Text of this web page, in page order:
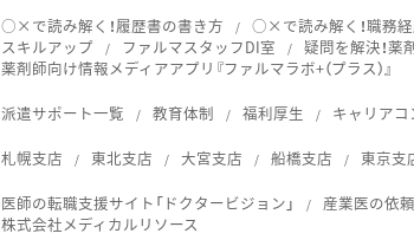
○×で読み解く！履歴書の書き方 ○×で読み解く！職務
スキルアップ
ファルマスタッフDI室 疑問を解決！薬
薬剤師向け情報メディアアプリ『ファルマラボ+（プラス）』
派遣サポート一覧 教育体制 福利厚生 キャリア
札幌支店 東北支店 大宮支店 船橋支店 東京支
医師の転職支援サイト「ドクタービジョン」 産業医の依
株式会社メディカルリソース